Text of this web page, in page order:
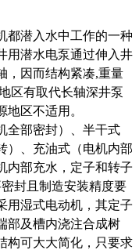
都潜入水中工作的一种
用潜水电泵通过伸入井
，因而结构紧凑,重量
区有取代长轴深井泵
区不适用。
全部密封）、半干式
）、充油式（电机内部
内部充水，定子和转子
封且制造安装精度要
用湿式电动机，其定子
部及槽内浇注合成树
构可大大简化，只要求